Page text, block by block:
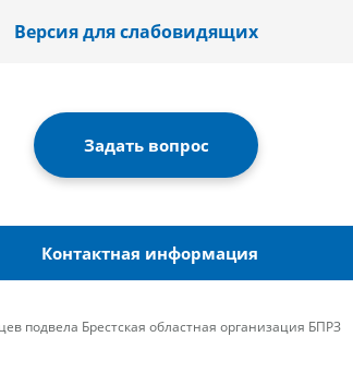
Версия для слабовидящих
Задать вопрос
Контактная информация
подвела Брестская областная организация БПРЗ